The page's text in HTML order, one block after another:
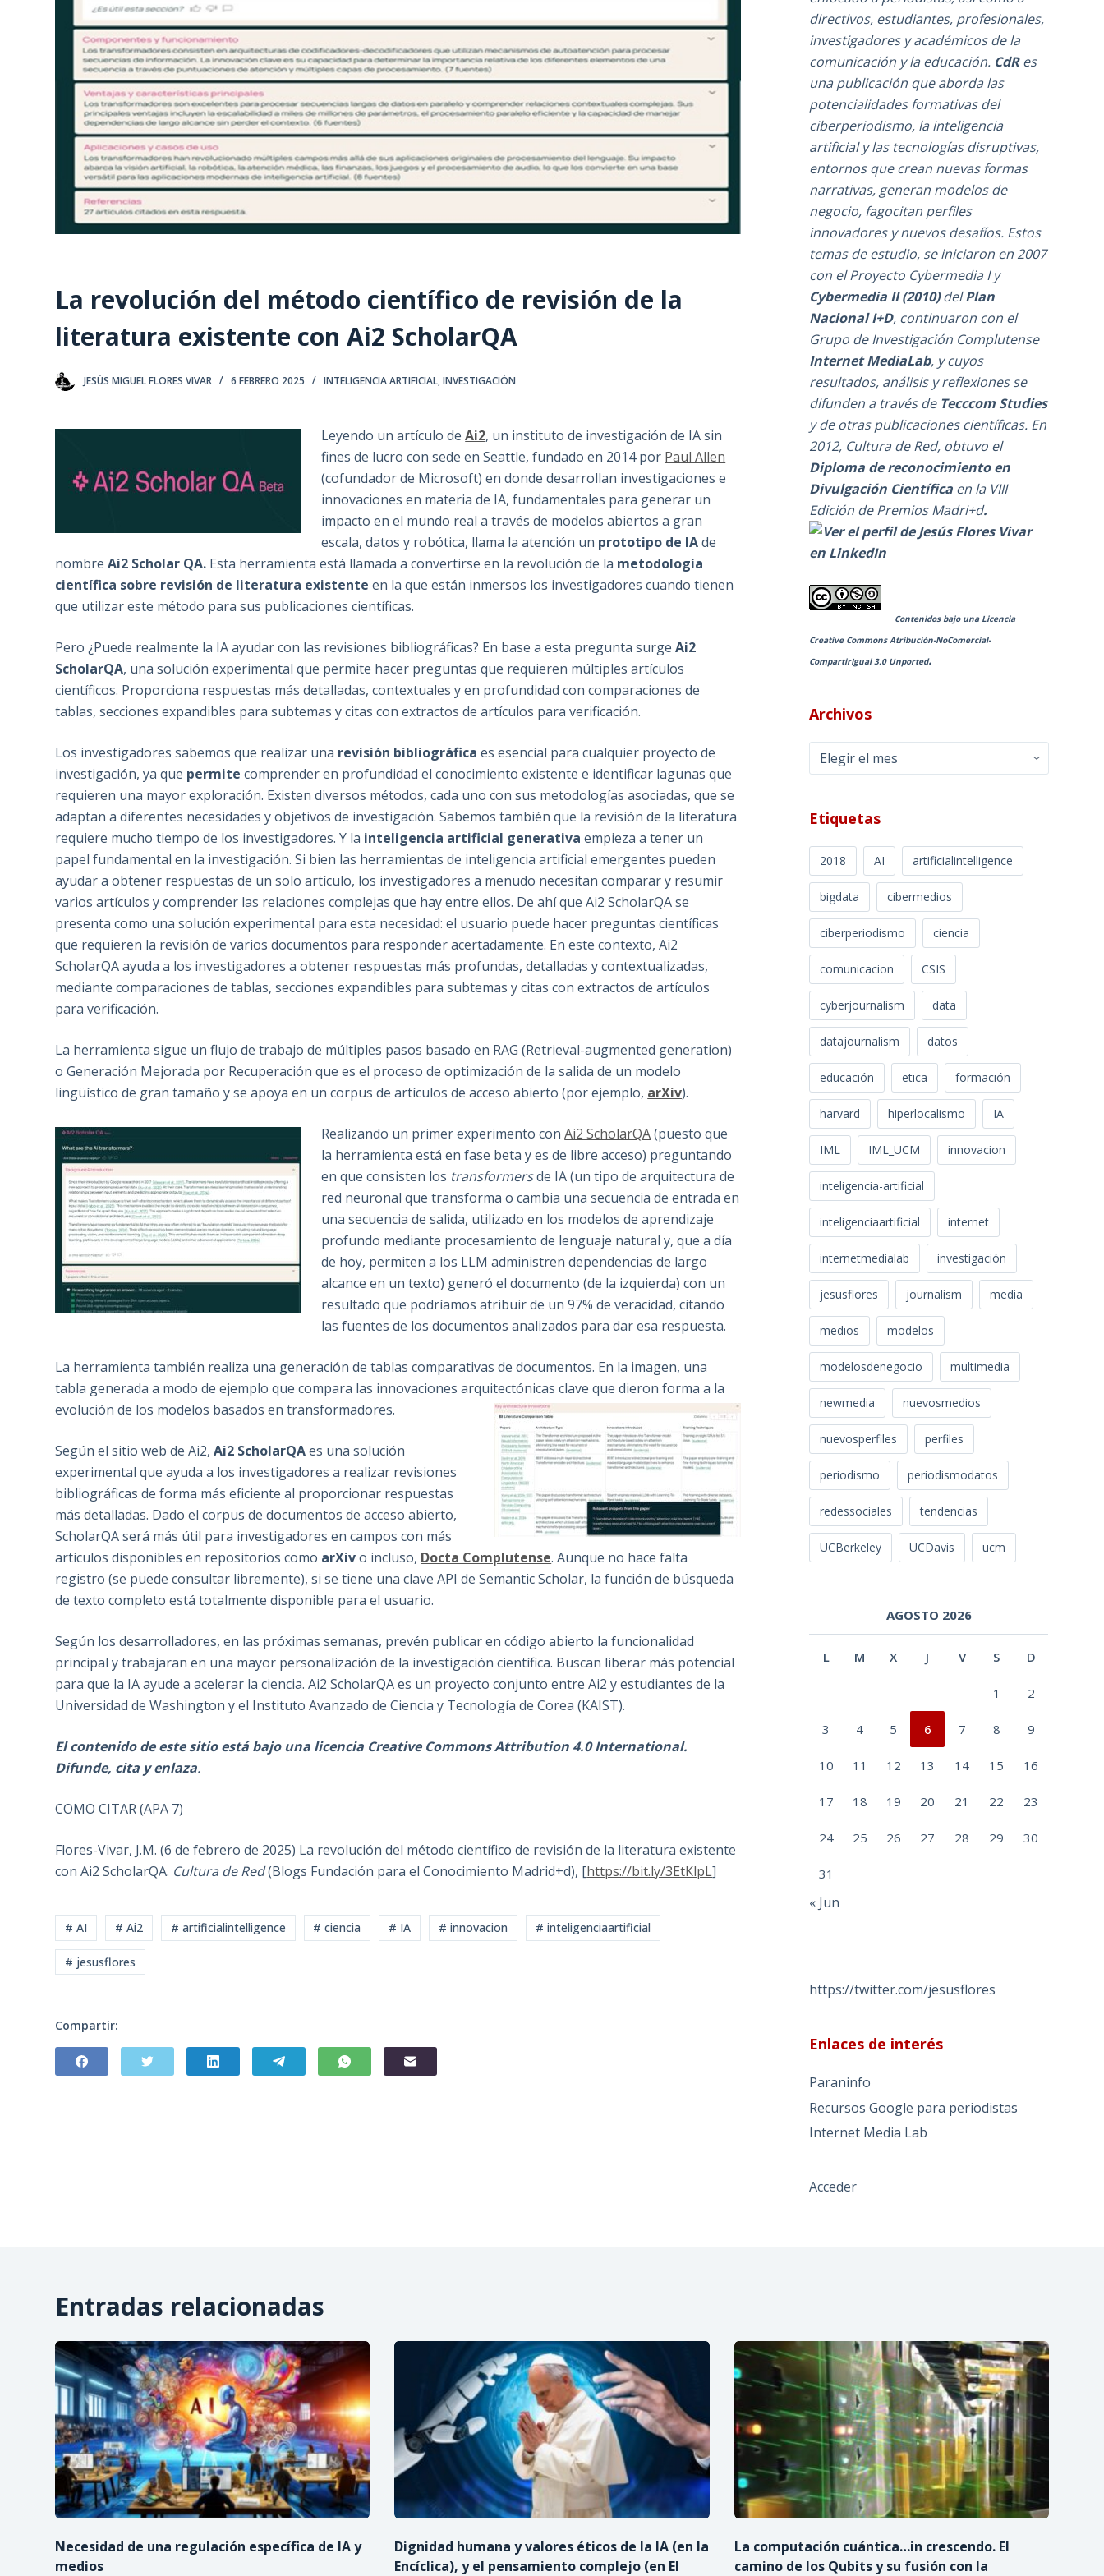
La revolución del método científico de revisión de la
literatura existente con Ai2 ScholarQA
JESÚS MIGUEL FLORES VIVAR 6 FEBRERO 2025 INTELIGENCIA ARTIFICIAL,INVESTIGACIÓN
Leyendo un artículo deAi2, un instituto de investigación de IA sin
fines de lucro con sede en Seattle, fundado en 2014 por Paul Allen
(cofundador de Microsoft) en donde desarrollan investigaciones e
innovaciones en materia de IA, fundamentales para generar un
impacto en el mundo real a través de modelos abiertos a gran
escala, datos y robótica, llama la atención un prototipo de IAde
nombreAi2 Scholar QA. Esta herramienta está llamada a convertirse en la revolución de la metodología
científica sobre revisión de literatura existente en la que están inmersos los investigadores cuando tienen
que utilizar este método para sus publicaciones científicas.
Pero ¿Puede realmente la IA ayudar con las revisiones bibliográficas? En base a esta pregunta surgeAi2
ScholarQA, una solución experimental que permite hacer preguntas que requieren múltiples artículos
científicos. Proporciona respuestas más detalladas, contextuales y en profundidad con comparaciones de
tablas, secciones expandibles para subtemas y citas con extractos de artículos para verificación.
Los investigadores sabemos que realizar una revisión bibliográfica es esencial para cualquier proyecto de
investigación, ya que permite comprender en profundidad el conocimiento existente e identificar lagunas que
requieren una mayor exploración. Existen diversos métodos, cada uno con sus metodologías asociadas, que se
adaptan a diferentes necesidades y objetivos de investigación. Sabemos también que la revisión de la literatura
requiere mucho tiempo de los investigadores. Y la inteligencia artificial generativa empieza a tener un
papel fundamental en la investigación. Si bien las herramientas de inteligencia artificial emergentes pueden
ayudar a obtener respuestas de un solo artículo, los investigadores a menudo necesitan comparar y resumir
varios artículos y comprender las relaciones complejas que hay entre ellos. De ahí que Ai2 ScholarQA se
presenta como una solución experimental para esta necesidad: el usuario puede hacer preguntas científicas
que requieren la revisión de varios documentos para responder acertadamente. En este contexto, Ai2
ScholarQA ayuda a los investigadores a obtener respuestas más profundas, detalladas y contextualizadas,
mediante comparaciones de tablas, secciones expandibles para subtemas y citas con extractos de artículos
para verificación.
La herramienta sigue un flujo de trabajo de múltiples pasos basado en RAG (Retrieval-augmented generation)
o Generación Mejorada por Recuperación que es el proceso de optimización de la salida de un modelo
lingüístico de gran tamaño y se apoya en un corpus de artículos de acceso abierto (por ejemplo, arXiv).
Realizando un primer experimento conAi2 ScholarQA(puesto que
la herramienta está en fase beta y es de libre acceso) preguntando
en que consisten los transformersde IA (un tipo de arquitectura de
red neuronal que transforma o cambia una secuencia de entrada en
una secuencia de salida, utilizado en los modelos de aprendizaje
profundo mediante procesamiento de lenguaje natural y, que a día
de hoy, permiten a los LLM administren dependencias de largo
alcance en un texto) generó el documento (de la izquierda) con un
resultado que podríamos atribuir de un 97% de veracidad, citando
las fuentes de los documentos analizados para dar esa respuesta.
La herramienta también realiza una generación de tablas comparativas de documentos. En la imagen, una
tabla generada a modo de ejemplo que compara las innovaciones arquitectónicas clave que dieron forma a la
evolución de los modelos basados ​​en transformadores.
Según el sitio web de Ai2,Ai2 ScholarQAes una solución
experimental que ayuda a los investigadores a realizar revisiones
bibliográficas de forma más eficiente al proporcionar respuestas
más detalladas. Dado el corpus de documentos de acceso abierto,
ScholarQA será más útil para investigadores en campos con más
artículos disponibles en repositorios como arXivo incluso, Docta Complutense. Aunque no hace falta
registro (se puede consultar libremente), si se tiene una clave API de Semantic Scholar, la función de búsqueda
de texto completo está totalmente disponible para el usuario.
Según los desarrolladores, en las próximas semanas, prevén publicar en código abierto la funcionalidad
principal y trabajaran en una mayor personalización de la investigación científica. Buscan liberar más potencial
para que la IA ayude a acelerar la ciencia. Ai2 ScholarQA es un proyecto conjunto entre Ai2 y estudiantes de la
Universidad de Washington y el Instituto Avanzado de Ciencia y Tecnología de Corea (KAIST).
El contenido de este sitio está bajo una licencia Creative Commons Attribution 4.0 International.
Difunde, cita y enlaza.
COMO CITAR (APA 7)
Flores-Vivar, J.M. (6 de febrero de 2025) La revolución del método científico de revisión de la literatura existente
con Ai2 ScholarQA. Cultura de Red(Blogs Fundación para el Conocimiento Madrid+d), [https://bit.ly/3EtKlpL]
# AI # Ai2 # artificialintelligence # ciencia # IA # innovacion # inteligenciaartificial
# jesusflores
Compartir:
directivos, estudiantes, profesionales,
investigadores y académicos de la
comunicación y la educación. CdRes
una publicación que aborda las
potencialidades formativas del
ciberperiodismo, la inteligencia
artificial y las tecnologías disruptivas,
entornos que crean nuevas formas
narrativas, generan modelos de
negocio, fagocitan perfiles
innovadores y nuevos desafíos. Estos
temas de estudio, se iniciaron en 2007
con el Proyecto Cybermedia I y
Cybermedia II (2010) delPlan
Nacional I+D, continuaron con el
Grupo de Investigación Complutense
Internet MediaLab, y cuyos
resultados, análisis y reflexiones se
difunden a través de Tecccom Studies
y de otras publicaciones científicas. En
2012, Cultura de Red, obtuvo el
Diploma de reconocimiento en
Divulgación Científica en la VIII
Edición de Premios Madri+d.
Contenidos bajo una Licencia
Creative Commons Atribución-NoComercial-
CompartirIgual 3.0 Unported.
Archivos
Archivos
Etiquetas
2018 AI artificialintelligence
bigdata cibermedios
ciberperiodismo ciencia
comunicacion CSIS
cyberjournalism data
datajournalism datos
educación etica formación
harvard hiperlocalismo IA
IML IML_UCM innovacion
inteligencia-artificial
inteligenciaartificial internet
internetmedialab investigación
jesusflores journalism media
medios modelos
modelosdenegocio multimedia
newmedia nuevosmedios
nuevosperfiles perfiles
periodismo periodismodatos
redessociales tendencias
UCBerkeley UCDavis ucm
AGOSTO 2026
L M X J V S D
1 2
3 4 5 6 7 8 9
10 11 12 13 14 15 16
17 18 19 20 21 22 23
24 25 26 27 28 29 30
31
« Jun
https://twitter.com/jesusflores
Enlaces de interés
Paraninfo
Recursos Google para periodistas
Internet Media Lab
Acceder
Entradas relacionadas
Necesidad de una regulación específica de IA y
medios
Dignidad humana y valores éticos de la IA (en la
Encíclica), y el pensamiento complejo (en El
La computación cuántica…in crescendo. El
camino de los Qubits y su fusión con la